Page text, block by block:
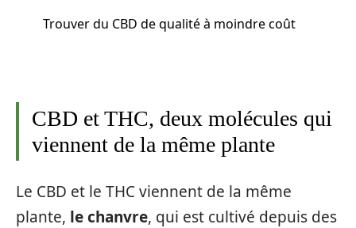
Trouver du CBD de qualité à moindre coût
CBD et THC, deux molécules qui
viennent de la même plante
Le CBD et le THC viennent de la même
plante, le chanvre, qui est cultivé depuis des